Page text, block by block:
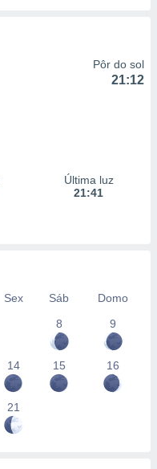
Pôr do sol
21:12
Última luz
21:41
Sex Sáb
Domo
8
9
14 15 16
21